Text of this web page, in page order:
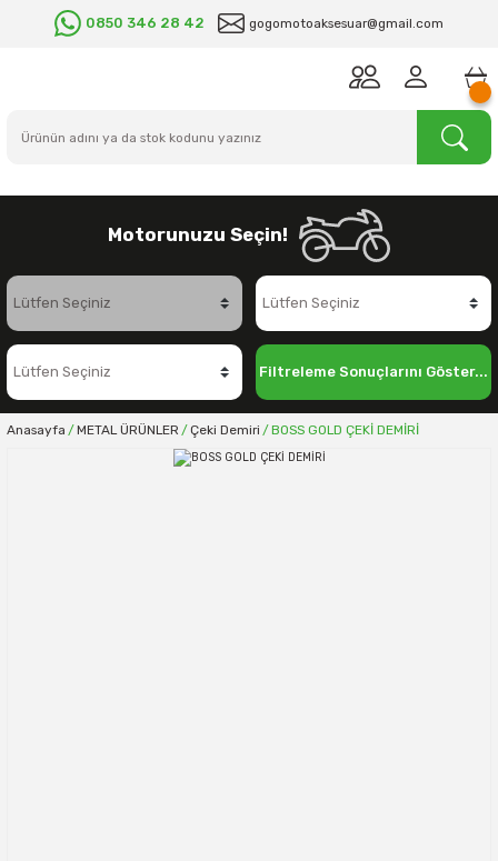
0850 346 28 42 gogomotoaksesuar@gmail.com
Motorunuzu Seçin!
Filtreleme Sonuçlarını Göster...
Anasayfa METAL ÜRÜNLER Çeki Demiri BOSS GOLD ÇEKİ DEMİRİ